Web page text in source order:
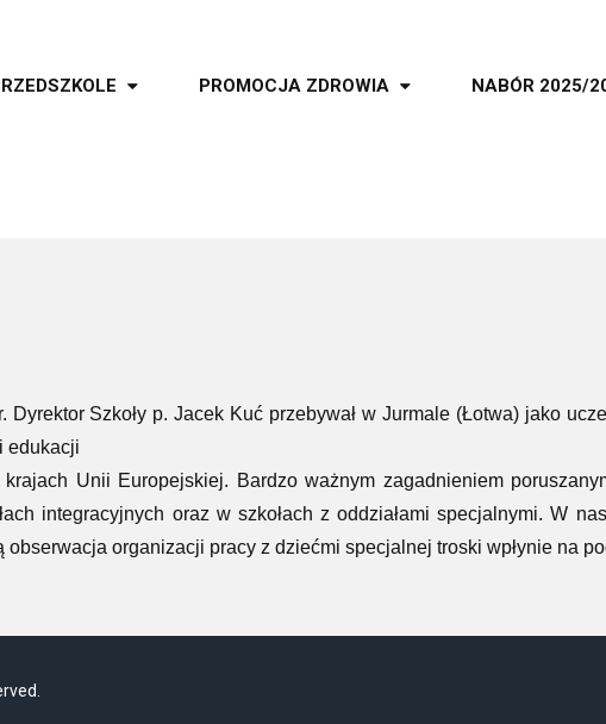
PROMOCJA ZDROWIA NABÓR 2025/
Dyrektor Szkoły p. Jacek Kuć przebywał w Jurmale (Łotwa) jako
edukacji
Unii Europejskiej. Bardzo ważnym zagadnieniem
integracyjnych oraz w szkołach z oddziałami specjalnymi. W
obserwacja organizacji pracy z dziećmi specjalnej troski wpłynie na